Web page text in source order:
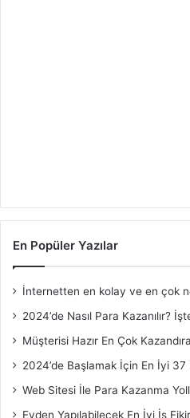
En Popüler Yazılar
İnternetten en kolay ve en çok
2024’de Nasıl Para Kazanılır?
Müşterisi Hazır En Çok
2024’de Başlamak İçin En İyi 37
Web Sitesi İle Para Kazanma
Evden Yapılabilecek En İyi İş